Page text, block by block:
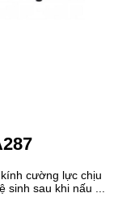
cường lực chịu
sau khi nấu ...